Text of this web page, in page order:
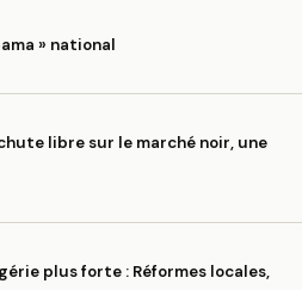
» national
libre sur le marché noir, une
plus forte : Réformes locales,